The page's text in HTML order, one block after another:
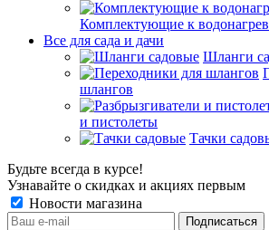
Комплектующие к
Все для сада и дачи
Шланги
шлангов
и пистолеты
Тачки
Будьте всегда в курсе!
Узнавайте о скидках и акциях первым
Новости магазина